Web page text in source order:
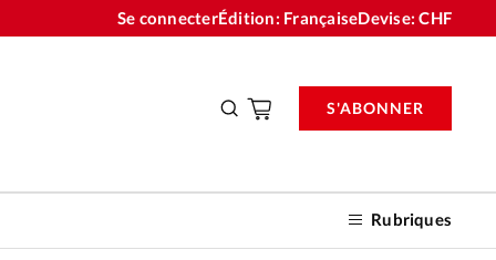
Se connecterÉdition: FrançaiseDevise:CHF
Rubriques
S'ABONNER